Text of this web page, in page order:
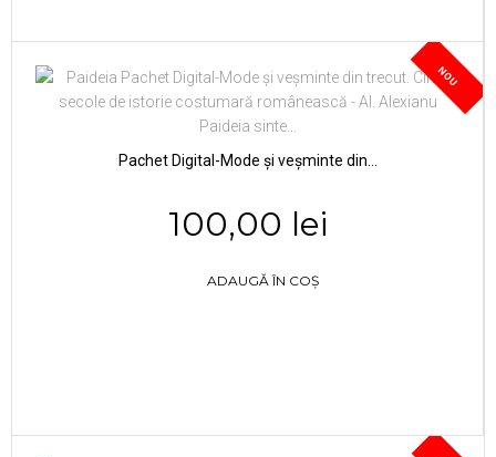
NOU
Pachet Digital-Mode și veșminte din...
100,00 lei
ADAUGĂ ÎN COȘ